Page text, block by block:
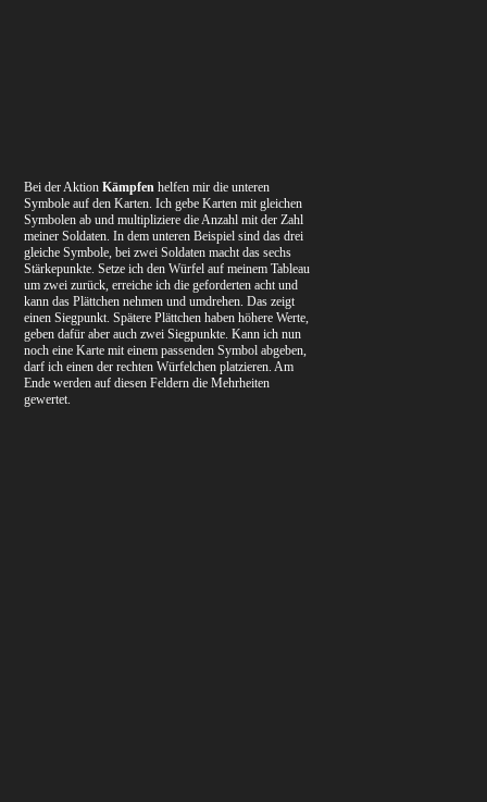
Bei der AktionKämpfen helfen mir die unteren
Symbole auf den Karten. Ich gebe Karten mit gleichen
Symbolen ab und multipliziere die Anzahl mit der Zahl
meiner Soldaten. In dem unteren Beispiel sind das drei
gleiche Symbole, bei zwei Soldaten macht das sechs
Stärkepunkte. Setze ich den Würfel auf meinem Tableau
um zwei zurück, erreiche ich die geforderten acht und
kann das Plättchen nehmen und umdrehen. Das zeigt
einen Siegpunkt. Spätere Plättchen haben höhere Werte,
geben dafür aber auch zwei Siegpunkte. Kann ich nun
noch eine Karte mit einem passenden Symbol abgeben,
darf ich einen der rechten Würfelchen platzieren. Am
Ende werden auf diesen Feldern die Mehrheiten
gewertet.